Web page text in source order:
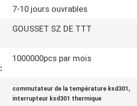
7-10 jours ouvrables
GOUSSET SZ DE TTT
1000000pcs par mois
commutateur de la température ksd301 ,
interrupteur ksd301 thermique